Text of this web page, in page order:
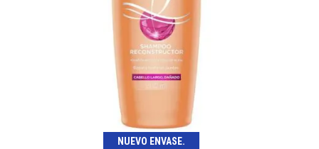
NUEVO ENVASE.